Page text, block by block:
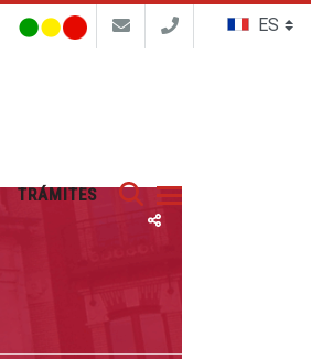
TRÁMITES